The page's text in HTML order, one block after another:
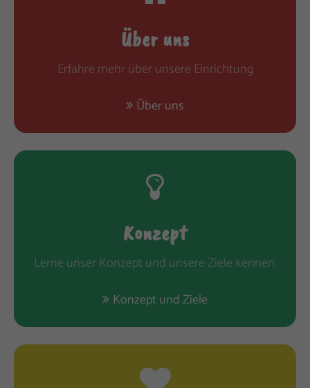
info@yourdomain.com
About us
sociis natoque penatibus et magnis dis parturient montes,
nascetur ridiculus mus. Donec quam felis, ultricies nec.
Über uns
Erfahre mehr über unsere Einrichtung
Über uns
Konzept
Lerne unser Konzept und unsere Ziele kennen.
Konzept und Ziele